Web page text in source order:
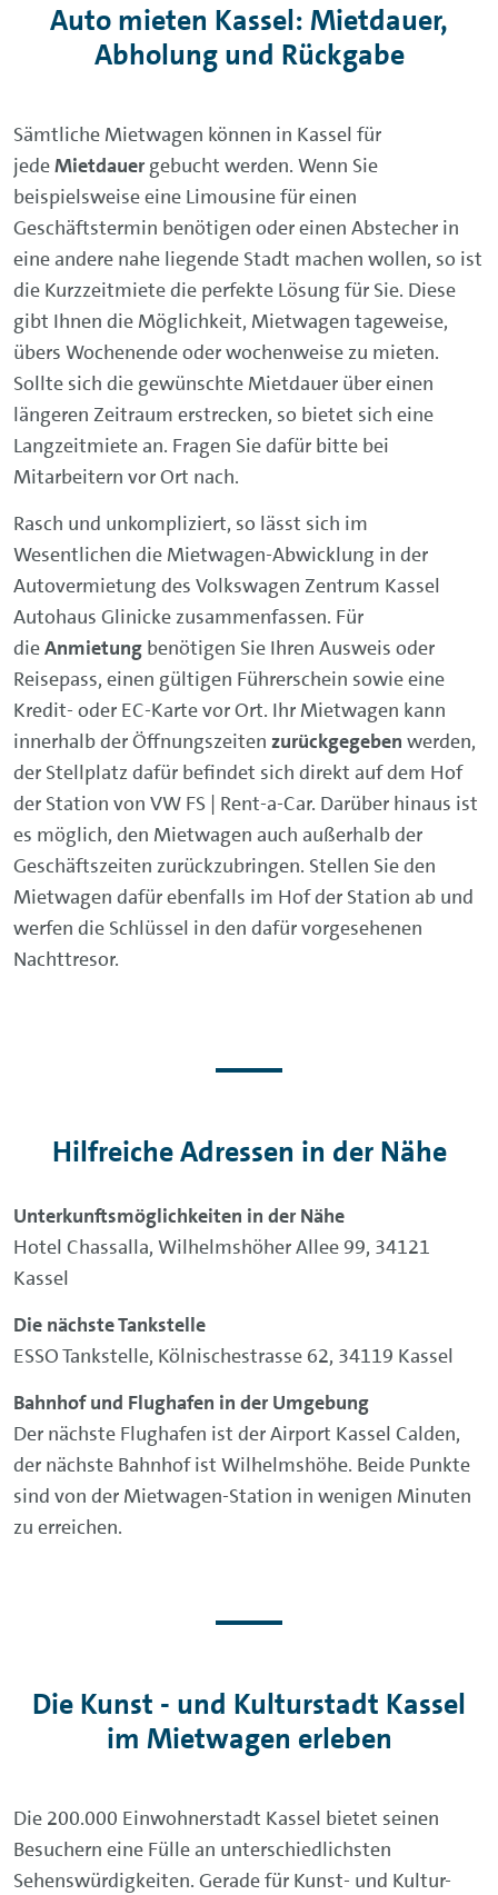
Auto mieten Kassel: Mietdauer,
Abholung und Rückgabe
Sämtliche Mietwagen können in Kassel für
jedeMietdauer gebucht werden. Wenn Sie
beispielsweise eine Limousine für einen
Geschäftstermin benötigen oder einen Abstecher in
eine andere nahe liegende Stadt machen wollen, so ist
die Kurzzeitmiete die perfekte Lösung für Sie. Diese
gibt Ihnen die Möglichkeit, Mietwagen tageweise,
übers Wochenende oder wochenweise zu mieten.
Sollte sich die gewünschte Mietdauer über einen
längeren Zeitraum erstrecken, so bietet sich eine
Langzeitmiete an. Fragen Sie dafür bitte bei
Mitarbeitern vor Ort nach.
Rasch und unkompliziert, so lässt sich im
Wesentlichen die Mietwagen-Abwicklung in der
Autovermietung des Volkswagen Zentrum Kassel
Autohaus Glinicke zusammenfassen. Für
dieAnmietung benötigen Sie Ihren Ausweis oder
Reisepass, einen gültigen Führerschein sowie eine
Kredit- oder EC-Karte vor Ort. Ihr Mietwagen kann
innerhalb der Öffnungszeiten zurückgegeben werden,
der Stellplatz dafür befindet sich direkt auf dem Hof
der Station von VW FS | Rent-a-Car. Darüber hinaus ist
es möglich, den Mietwagen auch außerhalb der
Geschäftszeiten zurückzubringen. Stellen Sie den
Mietwagen dafür ebenfalls im Hof der Station ab und
werfen die Schlüssel in den dafür vorgesehenen
Nachttresor.
Hilfreiche Adressen in der Nähe
Unterkunftsmöglichkeiten in der Nähe
Hotel Chassalla, Wilhelmshöher Allee 99, 34121
Kassel
Die nächste Tankstelle
ESSO Tankstelle, Kölnischestrasse 62, 34119 Kassel
Bahnhof und Flughafen in der Umgebung
Der nächste Flughafen ist der Airport Kassel Calden,
der nächste Bahnhof ist Wilhelmshöhe. Beide Punkte
sind von der Mietwagen-Station in wenigen Minuten
zu erreichen.
Die Kunst - und Kulturstadt Kassel
im Mietwagen erleben
Die 200.000 Einwohnerstadt Kassel bietet seinen
Besuchern eine Fülle an unterschiedlichsten
Sehenswürdigkeiten. Gerade für Kunst- und Kultur-